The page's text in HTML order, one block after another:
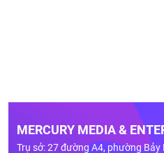
MERCURY MEDIA &
Trụ sở: 27 đường A4, phường